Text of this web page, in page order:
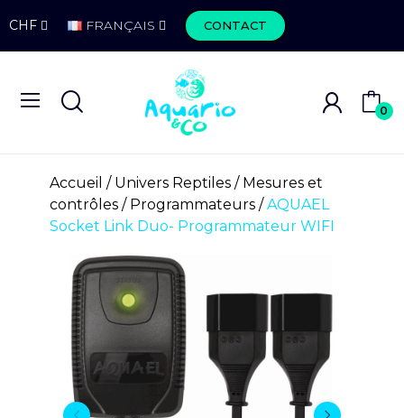
CHF FRANÇAIS CONTACT
0
Accueil Univers Reptiles
Mesures et
contrôles
Programmateurs
AQUAEL
Socket Link Duo- Programmateur WIFI